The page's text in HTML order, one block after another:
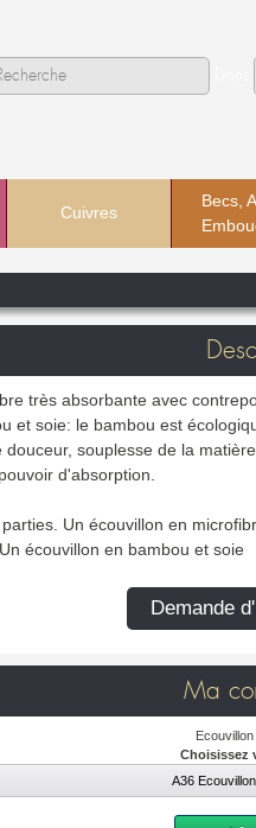
Cuivres
Becs,
très absorbante avec
et soie: le bambou est
douceur, souplesse de la
d'absorption.
Un écouvillon en
écouvillon en bambou et soie
Demande
Ma
Choisissez
A36